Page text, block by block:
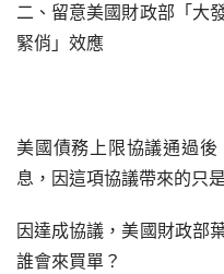
二、留意美國財政部「大
緊俏」效應
美國債務上限協議通過
息，因這項協議帶來的只
因達成協議，美國財政部
誰會來買單？